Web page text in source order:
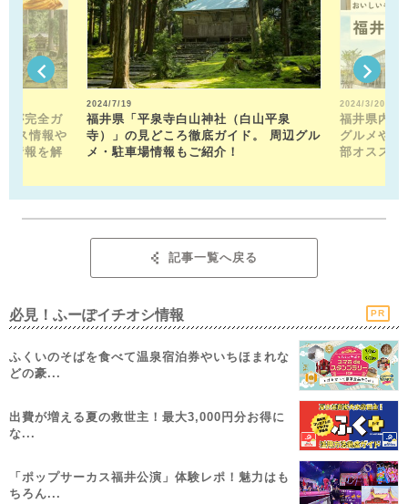
が完全ガ
ス情報や
情報を解
2024/7/19
福井県「平泉寺白山神社（白山平泉
寺）」の見どころ徹底ガイド。 周辺グル
メ・駐車場情報もご紹介！
2024/3/20
福井県内の
グルメや近
部オススメ
記事一覧へ戻る
必見！ふーぽイチオシ情報 PR
ふくいのそばを食べて温泉宿泊券やいちほまれな
どの豪...
出費が増える夏の救世主！最大3,000円分お得に
な...
「ポップサーカス福井公演」体験レポ！魅力はも
ちろん...